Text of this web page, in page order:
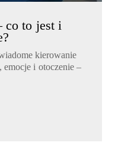
co to jest i
kierowanie
i otoczenie –